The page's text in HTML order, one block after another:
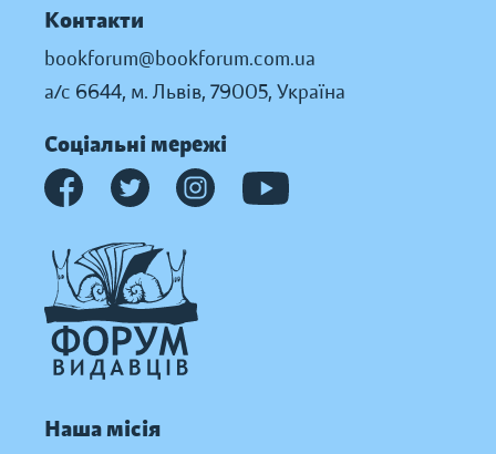
Контакти
bookforum@bookforum.com.ua
а/с 6644, м. Львів, 79005, Україна
Соціальні мережі
Наша місія